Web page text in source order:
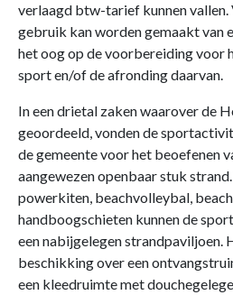
verlaagd btw-tarief kunnen vallen.
gebruik kan worden gemaakt van
het oog op de voorbereiding voor
sport en/of de afronding daarvan.
In een drietal zaken waarover de
geoordeeld, vonden de
de gemeente voor het beoefenen
aangewezen openbaar stuk
powerkiten, beachvolleybal,
handboogschieten kunnen de
een nabijgelegen strandpaviljoen.
beschikking over een
een kleedruimte met